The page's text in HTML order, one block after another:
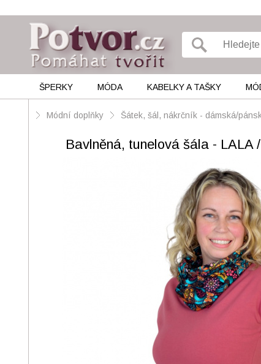
ŠPERKY MÓDA KABELKY A TAŠKY
Módní doplňky Šátek, šál, nákrčník - dámská/
Bavlněná, tunelová šála - LALA